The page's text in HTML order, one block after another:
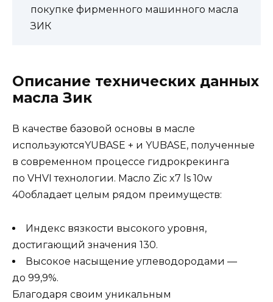
покупке фирменного машинного масла
ЗИК
Описание технических данных
масла Зик
В качестве базовой основы в масле
используютсяYUBASE + и YUBASE, полученные
в современном процессе гидрокрекинга
по VHVI технологии. Масло Zic x7 ls 10w
40обладает целым рядом преимуществ:
Индекс вязкости высокого уровня,
достигающий значения 130.
Высокое насыщение углеводородами —
до 99,9%.
Благодаря своим уникальным